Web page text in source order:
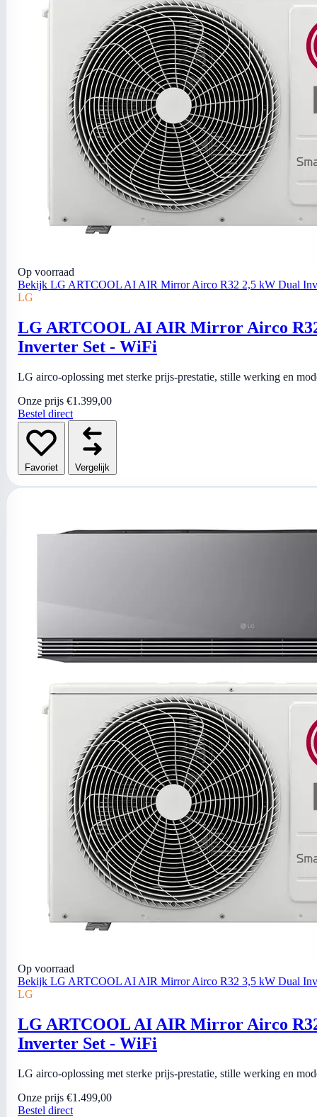
Op voorraad
Bekijk LG ARTCOOL AI AIR Mirror Airco R32 2,5 kW Dual
LG
LG ARTCOOL AI AIR Mirror Airco
Inverter Set - WiFi
LG airco-oplossing met sterke prijs-prestatie, stille werking en
Onze prijs €1.399,00
Bestel direct
Favoriet Vergelijk
Op voorraad
Bekijk LG ARTCOOL AI AIR Mirror Airco R32 3,5 kW Dual
LG
LG ARTCOOL AI AIR Mirror Airco
Inverter Set - WiFi
LG airco-oplossing met sterke prijs-prestatie, stille werking en
Onze prijs €1.499,00
Bestel direct